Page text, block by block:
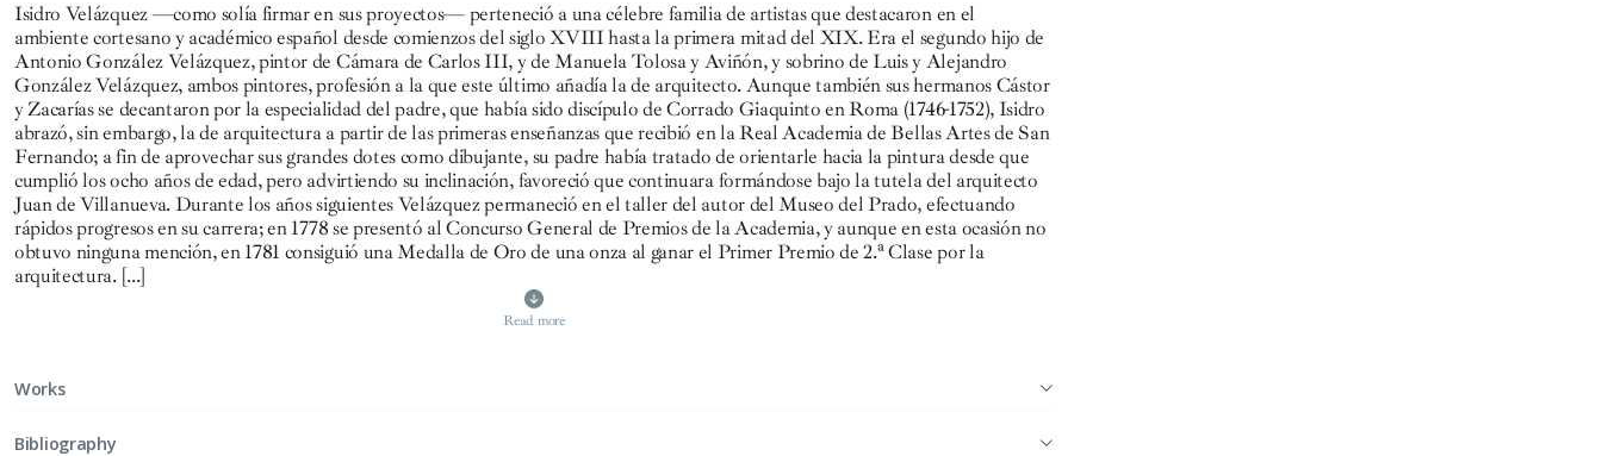
Isidro Velázquez —como solía firmar en sus proyectos— perteneció a una célebre familia de artistas que destacaron en el
ambiente cortesano y académico español desde comienzos del siglo XVIII hasta la primera mitad del XIX. Era el segundo hijo de
Antonio González Velázquez, pintor de Cámara de Carlos III, y de Manuela Tolosa y Aviñón, y sobrino de Luis y Alejandro
González Velázquez, ambos pintores, profesión a la que este último añadía la de arquitecto. Aunque también sus hermanos Cástor
y Zacarías se decantaron por la especialidad del padre, que había sido discípulo de Corrado Giaquinto en Roma (1746-1752), Isidro
abrazó, sin embargo, la de arquitectura a partir de las primeras enseñanzas que recibió en la Real Academia de Bellas Artes de San
Fernando; a fin de aprovechar sus grandes dotes como dibujante, su padre había tratado de orientarle hacia la pintura desde que
cumplió los ocho años de edad, pero advirtiendo su inclinación, favoreció que continuara formándose bajo la tutela del arquitecto
Juan de Villanueva. Durante los años siguientes Velázquez permaneció en el taller del autor del Museo del Prado, efectuando
rápidos progresos en su carrera; en 1778 se presentó al Concurso General de Premios de la Academia, y aunque en esta ocasión no
obtuvo ninguna mención, en 1781 consiguió una Medalla de Oro de una onza al ganar el Primer Premio de 2.ª Clase por la
arquitectura.[...]
Read more
Works
Bibliography